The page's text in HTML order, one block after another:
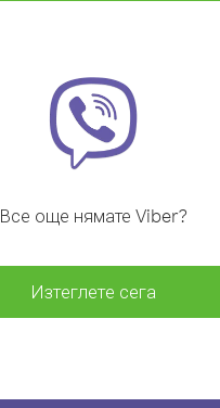
Все още нямате Viber?
Изтеглете сега